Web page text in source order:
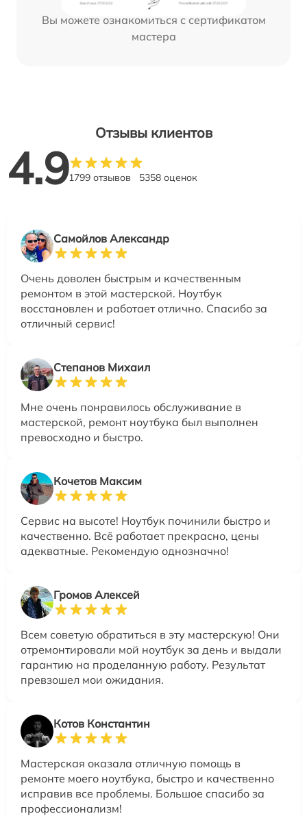
Вы можете ознакомиться с сертификатом
мастера
Отзывы клиентов
4.91799 отзывов 5358 оценок
Самойлов Александр
Очень доволен быстрым и качественным
ремонтом в этой мастерской. Ноутбук
восстановлен и работает отлично. Спасибо за
отличный сервис!
Степанов Михаил
Мне очень понравилось обслуживание в
мастерской, ремонт ноутбука был выполнен
превосходно и быстро.
Кочетов Максим
Сервис на высоте! Ноутбук починили быстро и
качественно. Всё работает прекрасно, цены
адекватные. Рекомендую однозначно!
Громов Алексей
Всем советую обратиться в эту мастерскую! Они
отремонтировали мой ноутбук за день и выдали
гарантию на проделанную работу. Результат
превзошел мои ожидания.
Котов Константин
Мастерская оказала отличную помощь в
ремонте моего ноутбука, быстро и качественно
исправив все проблемы. Большое спасибо за
профессионализм!